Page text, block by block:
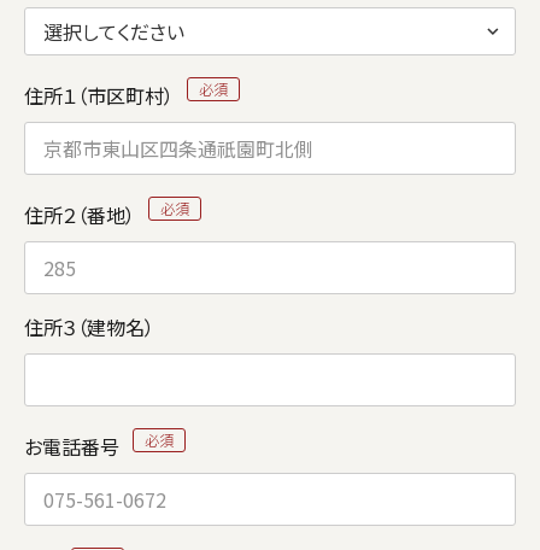
住所１（市区町村）
住所２（番地）
住所３（建物名）
お電話番号